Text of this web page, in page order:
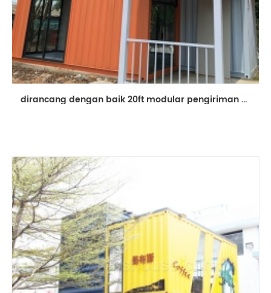
dirancang dengan baik 20ft modular pengiriman bangunan rumah kontainer prefabrikasi toko ponsel